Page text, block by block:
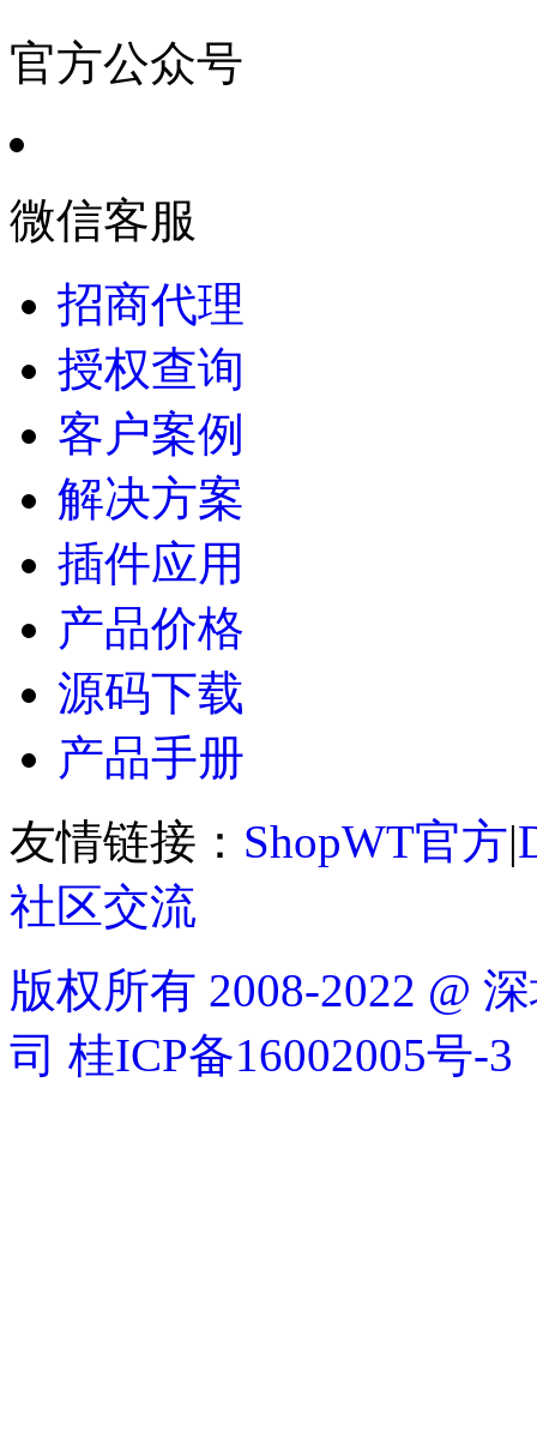
官方公众号
微信客服
招商代理
授权查询
客户案例
解决方案
插件应用
产品价格
源码下载
产品手册
友情链接： ShopWT官方|
社区交流
版权所有 2008-2022 @
司 桂ICP备16002005号-3